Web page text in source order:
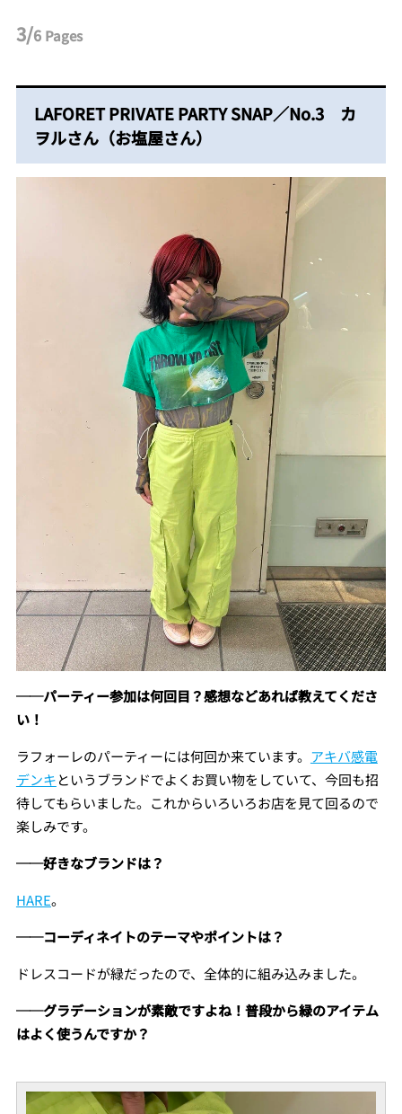
3/6 Pages
LAFORET PRIVATE PARTY SNAP／No.3 カ
ヲルさん（お塩屋さん）
──パーティー参加は何回目？感想などあれば教えてくださ
い！
ラフォーレのパーティーには何回か来ています。 アキバ感電
デンキというブランドでよくお買い物をしていて、今回も招
待してもらいました。これからいろいろお店を見て回るので
楽しみです。
──好きなブランドは？
HARE。
──コーディネイトのテーマやポイントは？
ドレスコードが緑だったので、全体的に組み込みました。
──グラデーションが素敵ですよね！普段から緑のアイテム
はよく使うんですか？